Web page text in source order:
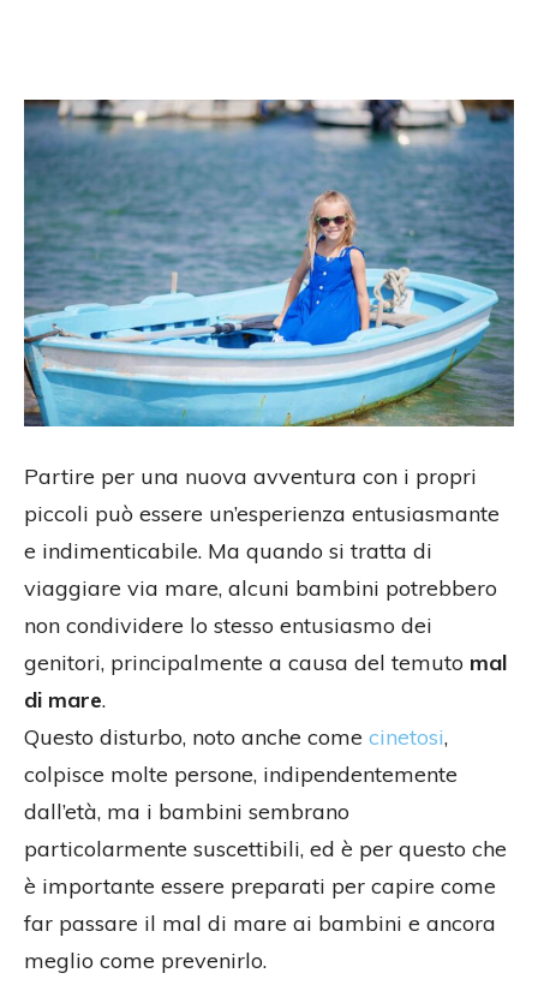
Partire per una nuova avventura con i propri
piccoli può essere un’esperienza entusiasmante
e indimenticabile. Ma quando si tratta di
viaggiare via mare, alcuni bambini potrebbero
non condividere lo stesso entusiasmo dei
genitori, principalmente a causa del temuto mal
di mare.
Questo disturbo, noto anche come cinetosi,
colpisce molte persone, indipendentemente
dall’età, ma i bambini sembrano
particolarmente suscettibili, ed è per questo che
è importante essere preparati per capire come
far passare il mal di mare ai bambini e ancora
meglio come prevenirlo.